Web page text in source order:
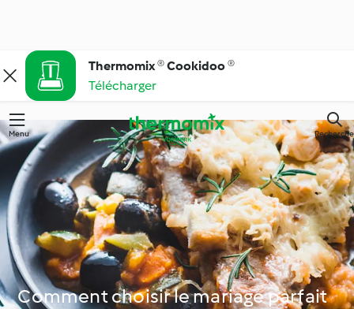
Thermomix ® Cookidoo ®
Télécharger
Menu Recherche
Comment choisir le mariage parfait